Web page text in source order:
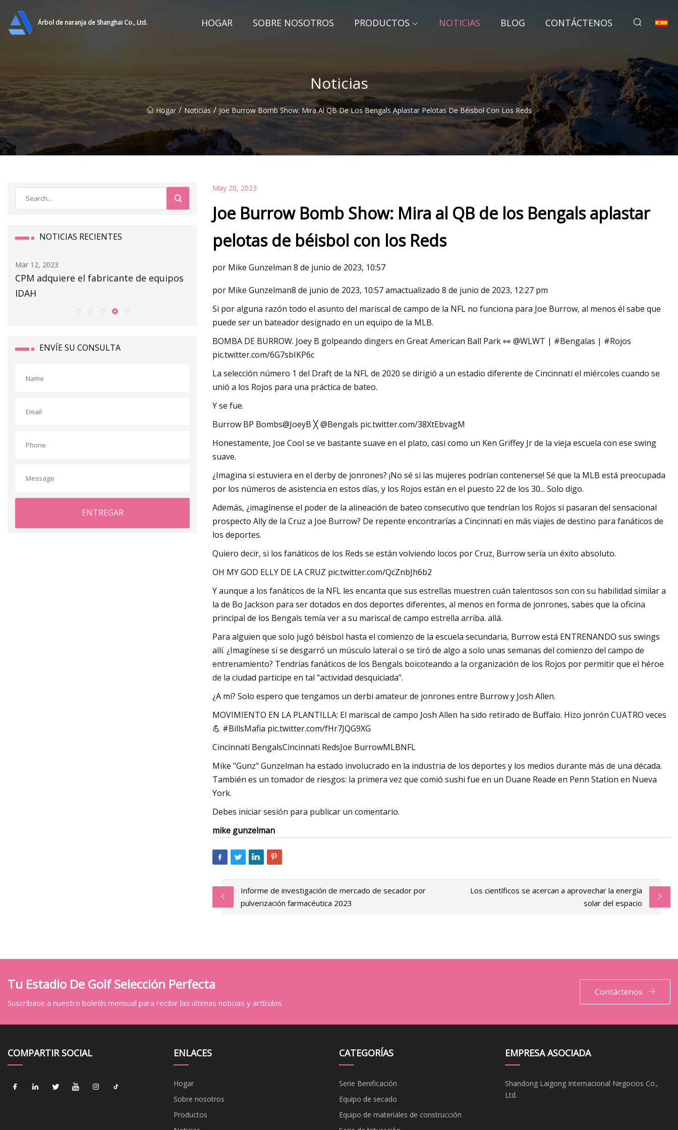
Árbol de naranja de Shanghai Co., Ltd. HOGAR SOBRE NOSOTROS PRODUCTOS NOTICIAS BLOG CONTÁCTENOS
Noticias
Hogar / Noticias / Joe Burrow Bomb Show: Mira Al QB De Los Bengals Aplastar Pelotas De Béisbol Con Los Reds
NOTICIAS RECIENTES
Mar 12, 2023
CPM adquiere el fabricante de equipos
IDAH
Mar 14, 2023 Mar 06, 2023
con unidades trituradoras de grumos
ENVÍE SU CONSULTA
ENTREGAR
May 20, 2023
Joe Burrow Bomb Show: Mira al QB de los Bengals aplastar
pelotas de béisbol con los Reds
por Mike Gunzelman 8 de junio de 2023, 10:57
por Mike Gunzelman8 de junio de 2023, 10:57 amactualizado 8 de junio de 2023, 12:27 pm
Si por alguna razón todo el asunto del mariscal de campo de la NFL no funciona para Joe Burrow, al menos él sabe que
puede ser un bateador designado en un equipo de la MLB.
BOMBA DE BURROW. Joey B golpeando dingers en Great American Ball Park 👀 @WLWT | #Bengalas | #Rojos
pic.twitter.com/6G7sbIKP6c
La selección número 1 del Draft de la NFL de 2020 se dirigió a un estadio diferente de Cincinnati el miércoles cuando se
unió a los Rojos para una práctica de bateo.
Y se fue.
Burrow BP Bombs@JoeyB ╳ @Bengals pic.twitter.com/38XtEbvagM
Honestamente, Joe Cool se ve bastante suave en el plato, casi como un Ken Griffey Jr de la vieja escuela con ese swing
suave.
¿Imagina si estuviera en el derby de jonrones? ¡No sé si las mujeres podrían contenerse! Sé que la MLB está preocupada
por los números de asistencia en estos días, y los Rojos están en el puesto 22 de los 30... Solo digo.
Además, ¿imagínense el poder de la alineación de bateo consecutivo que tendrían los Rojos si pasaran del sensacional
prospecto Ally de la Cruz a Joe Burrow? De repente encontrarías a Cincinnati en más viajes de destino para fanáticos de
los deportes.
Quiero decir, si los fanáticos de los Reds se están volviendo locos por Cruz, Burrow sería un éxito absoluto.
OH MY GOD ELLY DE LA CRUZ pic.twitter.com/QcZnbJh6b2
Y aunque a los fanáticos de la NFL les encanta que sus estrellas muestren cuán talentosos son con su habilidad similar a
la de Bo Jackson para ser dotados en dos deportes diferentes, al menos en forma de jonrones, sabes que la oficina
principal de los Bengals temía ver a su mariscal de campo estrella arriba. allá.
Para alguien que solo jugó béisbol hasta el comienzo de la escuela secundaria, Burrow está ENTRENANDO sus swings
allí. ¿Imagínese si se desgarró un músculo lateral o se tiró de algo a solo unas semanas del comienzo del campo de
entrenamiento? Tendrías fanáticos de los Bengals boicoteando a la organización de los Rojos por permitir que el héroe
de la ciudad participe en tal "actividad desquiciada".
¿A mí? Solo espero que tengamos un derbi amateur de jonrones entre Burrow y Josh Allen.
MOVIMIENTO EN LA PLANTILLA: El mariscal de campo Josh Allen ha sido retirado de Buffalo. Hizo jonrón CUATRO veces
💪 #BillsMafia pic.twitter.com/fHr7JQG9XG
Cincinnati BengalsCincinnati RedsJoe BurrowMLBNFL
Mike "Gunz" Gunzelman ha estado involucrado en la industria de los deportes y los medios durante más de una década.
También es un tomador de riesgos: la primera vez que comió sushi fue en un Duane Reade en Penn Station en Nueva
York.
Debes iniciar sesión para publicar un comentario.
mike gunzelman
Informe de investigación de mercado de secador por
pulverización farmacéutica 2023
Los científicos se acercan a aprovechar la energía
solar del espacio
Tu Estadio De Golf Selección Perfecta
Suscríbase a nuestro boletín mensual para recibir las últimas noticias y artículos
Contáctenos
COMPARTIR SOCIAL ENLACES
Hogar
Sobre nosotros
Productos
CATEGORÍAS
Serie Benificación
Equipo de secado
Equipo de materiales de construcción
EMPRESA ASOCIADA
Shandong Laigong Internacional Negocios Co.,
Ltd.